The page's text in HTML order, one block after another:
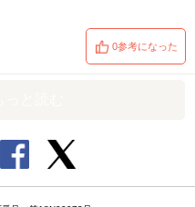
0参考になった